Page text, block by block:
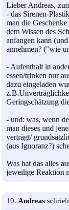
Lieber Andreas,
- das Sirenen-
man die
dem Wissen des
anfangen kann
annehmen? ("wie
- Aufenthalt in
essen/trinken nur
dazu eingeladen
Geringschätzung
- und: was, wenn
man dieses und
verträgt/
(aus Ignoranz?)
Was hat das alles
jeweilige Reaktion
10. Andreas